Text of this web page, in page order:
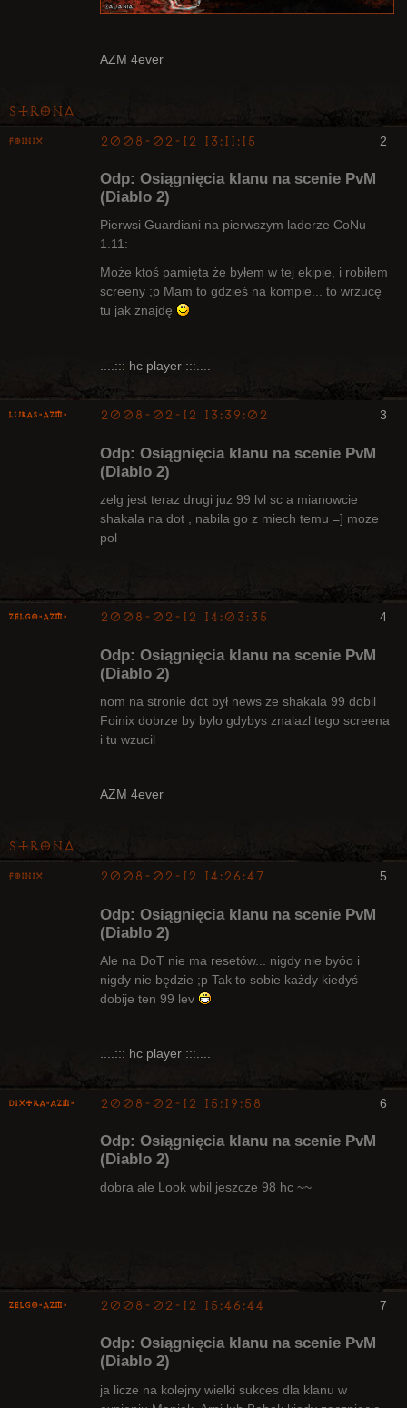
AZM 4ever
Strona
2
Foinix 2008-02-12 13:11:15
Odp: Osiągnięcia klanu na scenie PvM
(Diablo 2)
Pierwsi Guardiani na pierwszym laderze CoNu
1.11:
Może ktoś pamięta że byłem w tej ekipie, i robiłem
screeny ;p Mam to gdzieś na kompie... to wrzucę
tu jak znajdę
....::: hc player :::....
3
lukas-azm- 2008-02-12 13:39:02
Odp: Osiągnięcia klanu na scenie PvM
(Diablo 2)
zelg jest teraz drugi juz 99 lvl sc a mianowcie
shakala na dot , nabila go z miech temu =] moze
pol
4
ZelgO-AZM- 2008-02-12 14:03:35
Odp: Osiągnięcia klanu na scenie PvM
(Diablo 2)
nom na stronie dot był news ze shakala 99 dobil
Foinix dobrze by bylo gdybys znalazl tego screena
i tu wzucil
AZM 4ever
Strona
5
Foinix 2008-02-12 14:26:47
Odp: Osiągnięcia klanu na scenie PvM
(Diablo 2)
Ale na DoT nie ma resetów... nigdy nie byóo i
nigdy nie będzie ;p Tak to sobie każdy kiedyś
dobije ten 99 lev
....::: hc player :::....
6
Dixtra-AZM- 2008-02-12 15:19:58
Odp: Osiągnięcia klanu na scenie PvM
(Diablo 2)
dobra ale Look wbil jeszcze 98 hc ~~
7
ZelgO-AZM- 2008-02-12 15:46:44
Odp: Osiągnięcia klanu na scenie PvM
(Diablo 2)
ja licze na kolejny wielki sukces dla klanu w